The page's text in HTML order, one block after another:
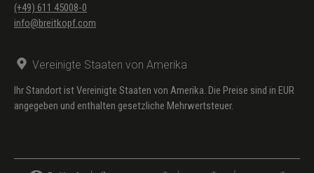
(+49) 611 45008-0
info@breitkopf.com
Vereinigte Staaten von Amerika
Ihr Standort ist Vereinigte Staaten von Amerika. Die Preise sind in EUR
angegeben und enthalten gesetzliche Mehrwertsteuer.